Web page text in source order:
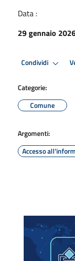
Data :
29 gennaio
Condividi
Categorie:
Comune
Argomenti:
Accesso